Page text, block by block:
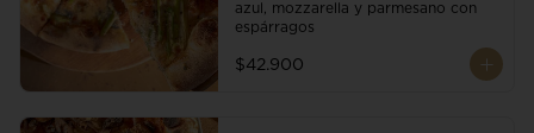
azul, mozzarella y parmesano con
espárragos
$42.900